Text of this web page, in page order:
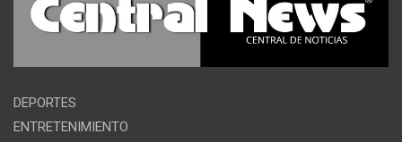
DEPORTES
ENTRETENIMIENTO